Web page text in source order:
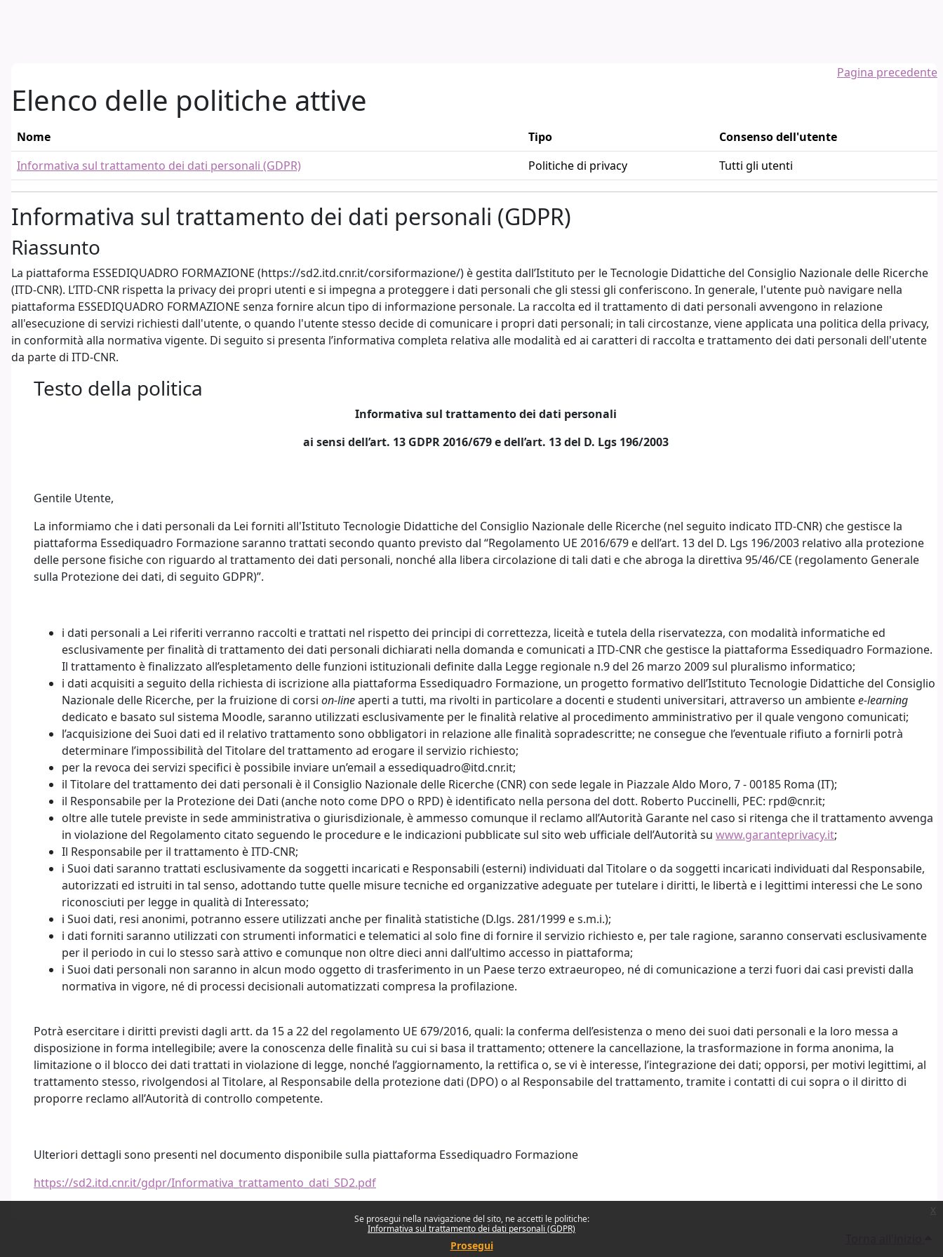
Se prosegui nella navigazione del sito, ne accetti le politiche:
Informativa sul trattamento dei dati personali (GDPR)
Prosegui
Pagina precedente
Elenco delle politiche attive
Nome Tipo
Consenso dell'utente
Informativa sul trattamento dei dati personali (GDPR)
Politiche di privacy Tutti gli utenti
Informativa sul trattamento dei dati personali (GDPR)
Riassunto
La piattaforma ESSEDIQUADRO FORMAZIONE (https://sd2.itd.cnr.it/corsiformazione/) è gestita dall’Istituto per le Tecnologie Didattiche del Consiglio Nazionale delle Ricerche
(ITD-CNR). L’ITD-CNR rispetta la privacy dei propri utenti e si impegna a proteggere i dati personali che gli stessi gli conferiscono. In generale, l'utente può navigare nella
piattaforma ESSEDIQUADRO FORMAZIONE senza fornire alcun tipo di informazione personale. La raccolta ed il trattamento di dati personali avvengono in relazione
all'esecuzione di servizi richiesti dall'utente, o quando l'utente stesso decide di comunicare i propri dati personali; in tali circostanze, viene applicata una politica della privacy,
in conformità alla normativa vigente. Di seguito si presenta l’informativa completa relativa alle modalità ed ai caratteri di raccolta e trattamento dei dati personali dell'utente
da parte di ITD-CNR.
Testo della politica
Informativa sul trattamento dei dati personali
ai sensi dell’art. 13 GDPR 2016/679 e dell’art. 13 del D. Lgs 196/2003
Gentile Utente,
La informiamo che i dati personali da Lei forniti all'Istituto Tecnologie Didattiche del Consiglio Nazionale delle Ricerche (nel seguito indicato ITD-CNR) che gestisce la
piattaforma Essediquadro Formazione saranno trattati secondo quanto previsto dal “Regolamento UE 2016/679 e dell’art. 13 del D. Lgs 196/2003 relativo alla protezione
delle persone fisiche con riguardo al trattamento dei dati personali, nonché alla libera circolazione di tali dati e che abroga la direttiva 95/46/CE (regolamento Generale
sulla Protezione dei dati, di seguito GDPR)”.
i dati personali a Lei riferiti verranno raccolti e trattati nel rispetto dei principi di correttezza, liceità e tutela della riservatezza, con modalità informatiche ed
esclusivamente per finalità di trattamento dei dati personali dichiarati nella domanda e comunicati a ITD-CNR che gestisce la piattaforma Essediquadro Formazione.
Il trattamento è finalizzato all’espletamento delle funzioni istituzionali definite dalla Legge regionale n.9 del 26 marzo 2009 sul pluralismo informatico;
i dati acquisiti a seguito della richiesta di iscrizione alla piattaforma Essediquadro Formazione, un progetto formativo dell’Istituto Tecnologie Didattiche del Consiglio
Nazionale delle Ricerche, per la fruizione di corsi on-lineaperti a tutti, ma rivolti in particolare a docenti e studenti universitari, attraverso un ambientee-learning
dedicato e basato sul sistema Moodle, saranno utilizzati esclusivamente per le finalità relative al procedimento amministrativo per il quale vengono comunicati;
l’acquisizione dei Suoi dati ed il relativo trattamento sono obbligatori in relazione alle finalità sopradescritte; ne consegue che l’eventuale rifiuto a fornirli potrà
determinare l’impossibilità del Titolare del trattamento ad erogare il servizio richiesto;
per la revoca dei servizi specifici è possibile inviare un’email a essediquadro@itd.cnr.it;
il Titolare del trattamento dei dati personali è il Consiglio Nazionale delle Ricerche (CNR) con sede legale in Piazzale Aldo Moro, 7 - 00185 Roma (IT);
il Responsabile per la Protezione dei Dati (anche noto come DPO o RPD) è identificato nella persona del dott. Roberto Puccinelli, PEC: rpd@cnr.it;
oltre alle tutele previste in sede amministrativa o giurisdizionale, è ammesso comunque il reclamo all’Autorità Garante nel caso si ritenga che il trattamento avvenga
in violazione del Regolamento citato seguendo le procedure e le indicazioni pubblicate sul sito web ufficiale dell’Autorità su www.garanteprivacy.it;
Il Responsabile per il trattamento è ITD-CNR;
i Suoi dati saranno trattati esclusivamente da soggetti incaricati e Responsabili (esterni) individuati dal Titolare o da soggetti incaricati individuati dal Responsabile,
autorizzati ed istruiti in tal senso, adottando tutte quelle misure tecniche ed organizzative adeguate per tutelare i diritti, le libertà e i legittimi interessi che Le sono
riconosciuti per legge in qualità di Interessato;
i Suoi dati, resi anonimi, potranno essere utilizzati anche per finalità statistiche (D.lgs. 281/1999 e s.m.i.);
i dati forniti saranno utilizzati con strumenti informatici e telematici al solo fine di fornire il servizio richiesto e, per tale ragione, saranno conservati esclusivamente
per il periodo in cui lo stesso sarà attivo e comunque non oltre dieci anni dall’ultimo accesso in piattaforma;
i Suoi dati personali non saranno in alcun modo oggetto di trasferimento in un Paese terzo extraeuropeo, né di comunicazione a terzi fuori dai casi previsti dalla
normativa in vigore, né di processi decisionali automatizzati compresa la profilazione.
Potrà esercitare i diritti previsti dagli artt. da 15 a 22 del regolamento UE 679/2016, quali: la conferma dell’esistenza o meno dei suoi dati personali e la loro messa a
disposizione in forma intellegibile; avere la conoscenza delle finalità su cui si basa il trattamento; ottenere la cancellazione, la trasformazione in forma anonima, la
limitazione o il blocco dei dati trattati in violazione di legge, nonché l’aggiornamento, la rettifica o, se vi è interesse, l’integrazione dei dati; opporsi, per motivi legittimi, al
trattamento stesso, rivolgendosi al Titolare, al Responsabile della protezione dati (DPO) o al Responsabile del trattamento, tramite i contatti di cui sopra o il diritto di
proporre reclamo all’Autorità di controllo competente.
Ulteriori dettagli sono presenti nel documento disponibile sulla piattaforma Essediquadro Formazione
https://sd2.itd.cnr.it/gdpr/Informativa_trattamento_dati_SD2.pdf